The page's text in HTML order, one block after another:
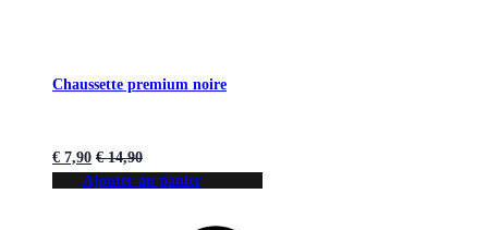
Chaussette premium noire
€ 7,90 €14,90
Ajouter au panier